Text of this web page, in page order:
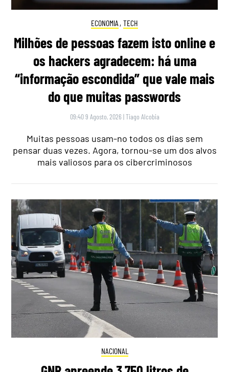
ECONOMIA , TECH
Milhões de pessoas fazem isto online e
os hackers agradecem: há uma
“informação escondida” que vale mais
do que muitas passwords
09:40 9 Agosto, 2026 |Tiago Alcobia
Muitas pessoas usam-no todos os dias sem
pensar duas vezes. Agora, tornou-se um dos alvos
mais valiosos para os cibercriminosos
NACIONAL